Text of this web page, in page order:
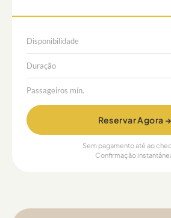
Disponibilidade
Duração
Passageiros mín.
Reservar Agora →
Sem pagamento até ao
Confirmação